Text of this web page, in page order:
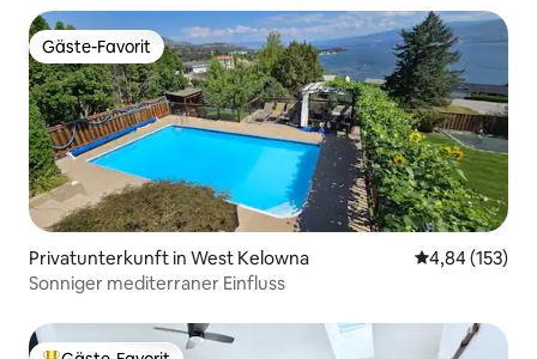
Gäste-Favorit
Gäste-Favorit
Privatunterkunft in West Kelowna
4,84 (153)
Sonniger mediterraner Einfluss